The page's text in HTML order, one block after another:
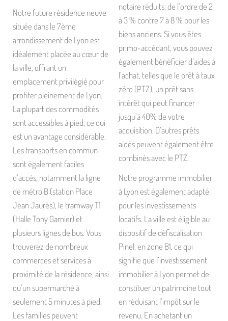
Notre future résidence neuve
située dans le 7ème
arrondissement de Lyon est
idéalement placée au cœur de
la ville, offrant un
emplacement privilégié pour
profiter pleinement de Lyon.
La plupart des commodités
sont accessibles à pied, ce qui
est un avantage considérable.
Les transports en commun
sont également faciles
d’accès, notamment la ligne
de métro B (station Place
Jean Jaurès), le tramway T1
(Halle Tony Garnier) et
plusieurs lignes de bus. Vous
trouverez de nombreux
commerces et services à
proximité de la résidence, ainsi
qu’un supermarché à
seulement 5 minutes à pied.
Les familles peuvent
notaire réduits, de l’ordre de 2
à 3 % contre 7 à 8 % pour les
biens anciens. Si vous êtes
primo-accédant, vous pouvez
également bénéficier d’aides à
l’achat, telles que le prêt à taux
zéro (PTZ), un prêt sans
intérêt qui peut financer
jusqu’à 40% de votre
acquisition. D’autres prêts
aidés peuvent également être
combinés avec le PTZ.
Notre programme immobilier
à Lyon est également adapté
pour les investissements
locatifs. La ville est éligible au
dispositif de défiscalisation
Pinel, en zone B1, ce qui
signifie que l’investissement
immobilier à Lyon permet de
constituer un patrimoine tout
en réduisant l’impôt sur le
revenu. En achetant un